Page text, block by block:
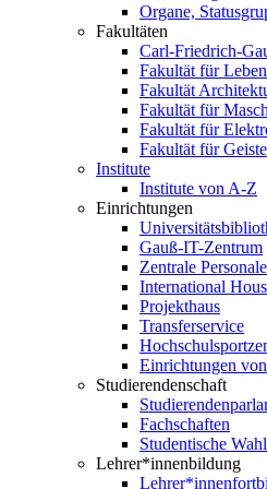
Organe,
Fakultäten
Carl-Friedrich-
Fakultät für
Fakultät
Fakultät für
Fakultät für
Fakultät für
Institute
Institute von A-Z
Einrichtungen
Gauß-IT-Zentrum
Zentrale
International
Projekthaus
Transferservice
Einrichtungen
Studierendenschaft
Fachschaften
Studentische
Lehrer*innenbildung